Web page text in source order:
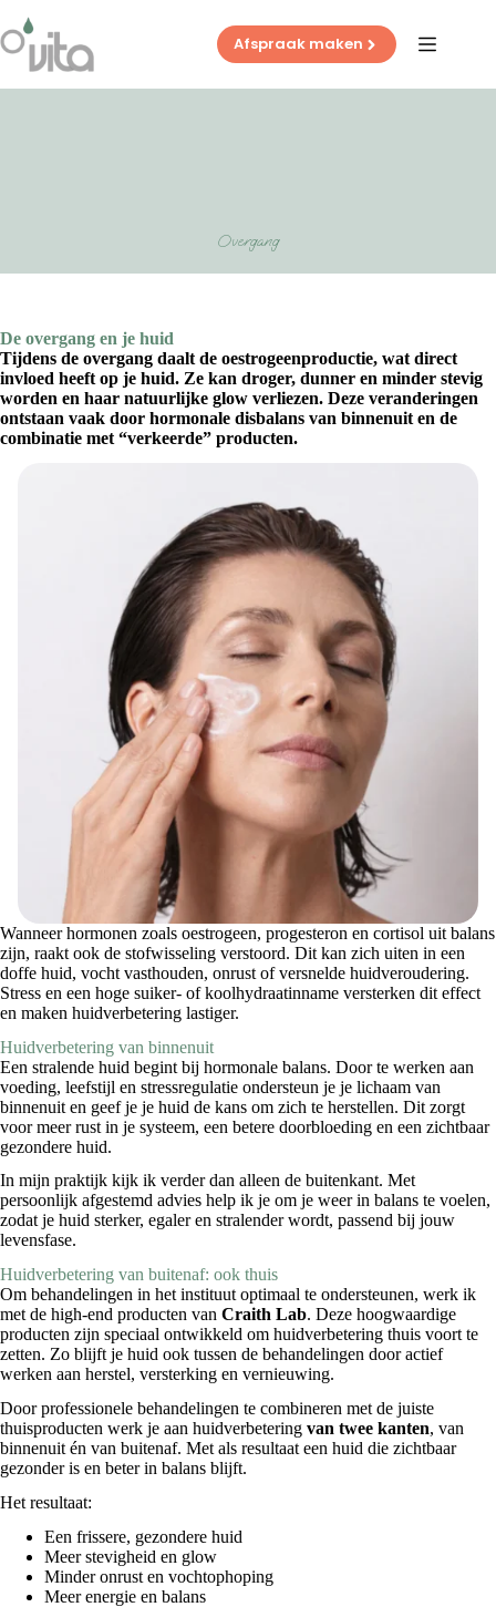
naar
de
inhoud
Afspraak maken
Overgang
De overgang en je huid
Tijdens de overgang daalt de oestrogeenproductie, wat direct
invloed heeft op je huid. Ze kan droger, dunner en minder stevig
worden en haar natuurlijke glow verliezen. Deze veranderingen
ontstaan vaak door hormonale disbalans van binnenuit en de
combinatie met “verkeerde” producten.
Wanneer hormonen zoals oestrogeen, progesteron en cortisol uit balans
zijn, raakt ook de stofwisseling verstoord. Dit kan zich uiten in een
doffe huid, vocht vasthouden, onrust of versnelde huidveroudering.
Stress en een hoge suiker- of koolhydraatinname versterken dit effect
en maken huidverbetering lastiger.
Huidverbetering van binnenuit
Een stralende huid begint bij hormonale balans. Door te werken aan
voeding, leefstijl en stressregulatie ondersteun je je lichaam van
binnenuit en geef je je huid de kans om zich te herstellen. Dit zorgt
voor meer rust in je systeem, een betere doorbloeding en een zichtbaar
gezondere huid.
In mijn praktijk kijk ik verder dan alleen de buitenkant. Met
persoonlijk afgestemd advies help ik je om je weer in balans te voelen,
zodat je huid sterker, egaler en stralender wordt, passend bij jouw
levensfase.
Huidverbetering van buitenaf: ook thuis
Om behandelingen in het instituut optimaal te ondersteunen, werk ik
met de high-end producten van Craith Lab. Deze hoogwaardige
producten zijn speciaal ontwikkeld om huidverbetering thuis voort te
zetten. Zo blijft je huid ook tussen de behandelingen door actief
werken aan herstel, versterking en vernieuwing.
Door professionele behandelingen te combineren met de juiste
thuisproducten werk je aan huidverbetering van twee kanten, van
binnenuit én van buitenaf. Met als resultaat een huid die zichtbaar
gezonder is en beter in balans blijft.
Het resultaat:
Een frissere, gezondere huid
Meer stevigheid en glow
Minder onrust en vochtophoping
Meer energie en balans